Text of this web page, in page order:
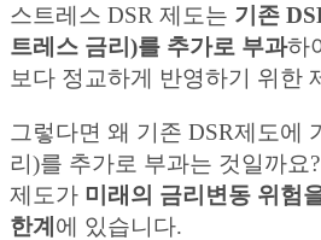
스트레스 DSR 제도는 기존
트레스 금리)를 추가로 부과하
보다 정교하게 반영하기 위한
그렇다면 왜 기존 DSR제도에
리)를 추가로 부과는 것일까요
제도가 미래의 금리변동 위험
한계 에 있습니다.